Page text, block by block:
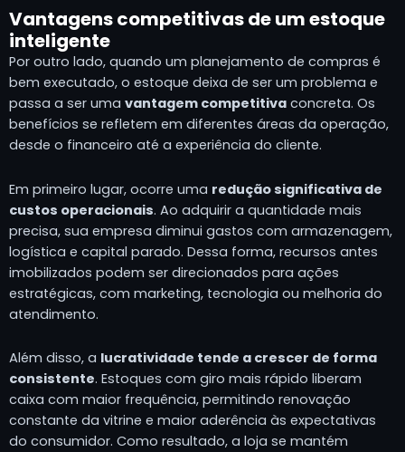
Vantagens competitivas de um estoque
inteligente
Por outro lado, quando um planejamento de compras é
bem executado, o estoque deixa de ser um problema e
passa a ser uma vantagem competitiva concreta. Os
benefícios se refletem em diferentes áreas da operação,
desde o financeiro até a experiência do cliente.
Em primeiro lugar, ocorre uma redução significativa de
custos operacionais. Ao adquirir a quantidade mais
precisa, sua empresa diminui gastos com armazenagem,
logística e capital parado. Dessa forma, recursos antes
imobilizados podem ser direcionados para ações
estratégicas, com marketing, tecnologia ou melhoria do
atendimento.
Além disso, a lucratividade tende a crescer de forma
consistente. Estoques com giro mais rápido liberam
caixa com maior frequência, permitindo renovação
constante da vitrine e maior aderência às expectativas
do consumidor. Como resultado, a loja se mantém